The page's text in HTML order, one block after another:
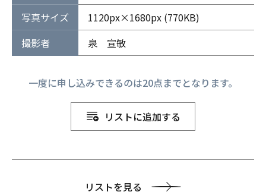
写真サイズ
1120px×1680px (770KB)
撮影者
泉 宣敏
一度に申し込みできるのは20点までとなります。
リストに追加する
リストを見る